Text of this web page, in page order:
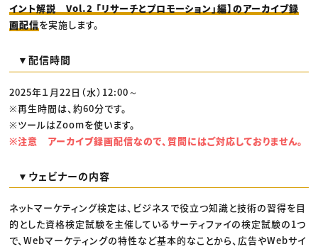
プロフェッショナル×つながる×メディア
イント解説 Vol.2 「リサーチとプロモーション」編】のアーカイブ録
画配信を実施します。
▼配信時間
2025年１月22日（水）12:00～
※再生時間は、約60分です。
※ツールはZoomを使います。
※注意 アーカイブ録画配信なので、質問にはご対応しておりません。
▼ウェビナーの内容
ネットマーケティング検定は、ビジネスで役立つ知識と技術の習得を目
的とした資格検定試験を主催しているサーティファイの検定試験の1つ
で、Webマーケティングの特性など基本的なことから、広告やWebサイ